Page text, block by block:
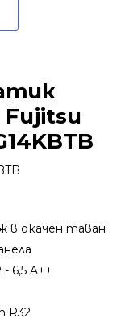
Fujitsu
в окачен таван
6,5 A++
R32